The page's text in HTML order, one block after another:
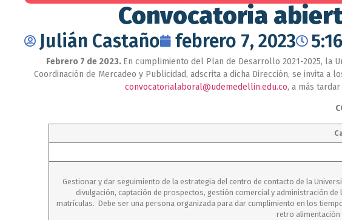
Convocatoria
Julián Castaño febrero 7, 2023
Febrero 7 de 2023. En cumplimiento del Plan de Desarrollo 2021-2025, la
Coordinación de Mercadeo y Publicidad, adscrita a dicha Dirección, se invita
convocatorialaboral@udemedellin.edu.co, a más
Gestionar y dar seguimiento de la estrategia del centro de contacto de la
divulgación, captación de prospectos, gestión comercial y administración
matrículas. Debe ser una persona organizada para dar cumplimiento en los
retro alimentación